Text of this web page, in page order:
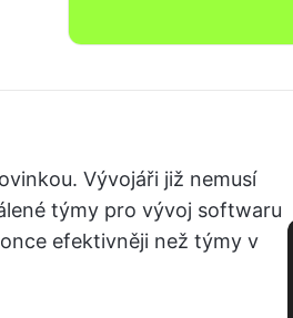
Vývojáři již nemusí
týmy pro vývoj softwaru
efektivněji než týmy v